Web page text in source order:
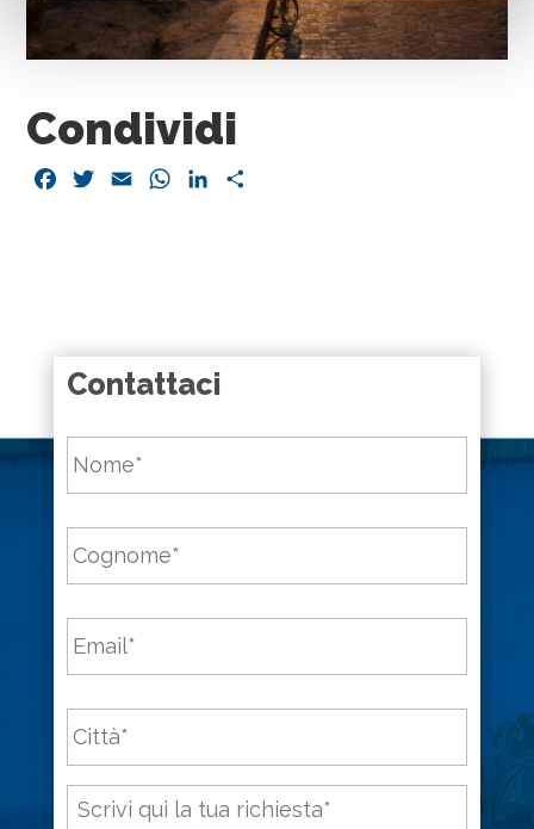
Condividi
Facebook
TwitterEmail WhatsApp
LinkedIn
Contattaci
Nome *
Cognome *
Email *
Città *
Messaggio